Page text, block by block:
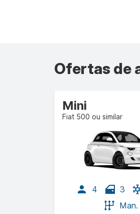
Ofertas de
Mini
Fiat 500 ou similar
4 3
Man.